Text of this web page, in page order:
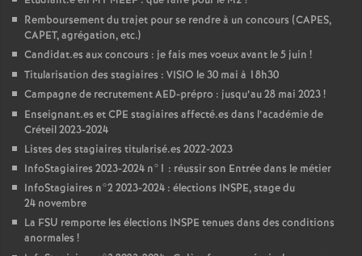
Remboursement du trajet pour se rendre à un concours (CAPES,
CAPET, agrégation, etc.)
Candidat.es aux concours : je fais mes voeux avant le 5 juin !
Titularisation des stagiaires : VISIO le 30 mai à 18h30
Campagne de recrutementAED-prépro : jusqu’au 28 mai 2023!
Enseignant.es etCPE stagiaires affecté.es dans l’académie de
Créteil 2023-2024
Listes des stagiaires titularisé.es 2022-2023
InfoStagiaires 2023-2024 n°1 : réussir son Entrée dans le métier
InfoStagiaires n°2 2023-2024 : élections INSPE, stage du
24 novembre
La FSU remporte les élections INSPE tenues dans des conditions
anormales !